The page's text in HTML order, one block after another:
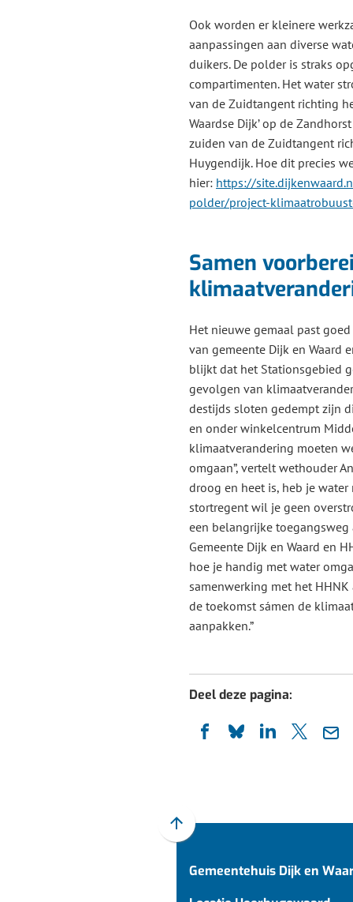
Ook worden er kleinere
aanpassingen aan diverse
duikers. De polder is straks
compartimenten. Het water
van de Zuidtangent richting
Waardse Dijk’ op de
zuiden van de Zuidtangent
Huygendijk. Hoe dit precies
hier: https://
polder/project-
Samen
Het nieuwe gemaal past
van gemeente Dijk en Waard
blijkt dat het Stationsgebied
gevolgen van
destijds sloten gedempt zijn
en onder winkelcentrum
klimaatverandering moeten
omgaan”, vertelt wethouder
droog en heet is, heb je
stortregent wil je geen
een belangrijke
Gemeente Dijk en Waard en
hoe je handig met water
samenwerking met het
de toekomst sámen de
aanpakken.”
Deel deze pagina:
(Verwijst(Verwijst(Verwijst(Verwijst
Scroll
boven
Gemeentehuis Dijk en